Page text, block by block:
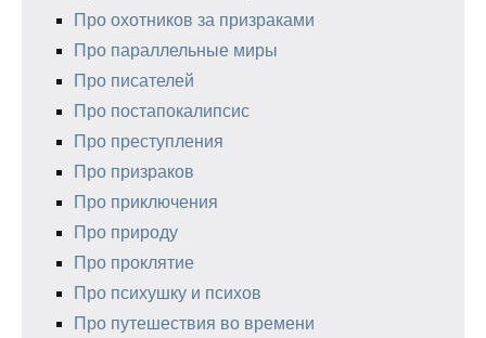
Про охотников за призраками
Про параллельные миры
Про писателей
Про постапокалипсис
Про преступления
Про призраков
Про приключения
Про природу
Про проклятие
Про психушку и психов
Про путешествия во времени